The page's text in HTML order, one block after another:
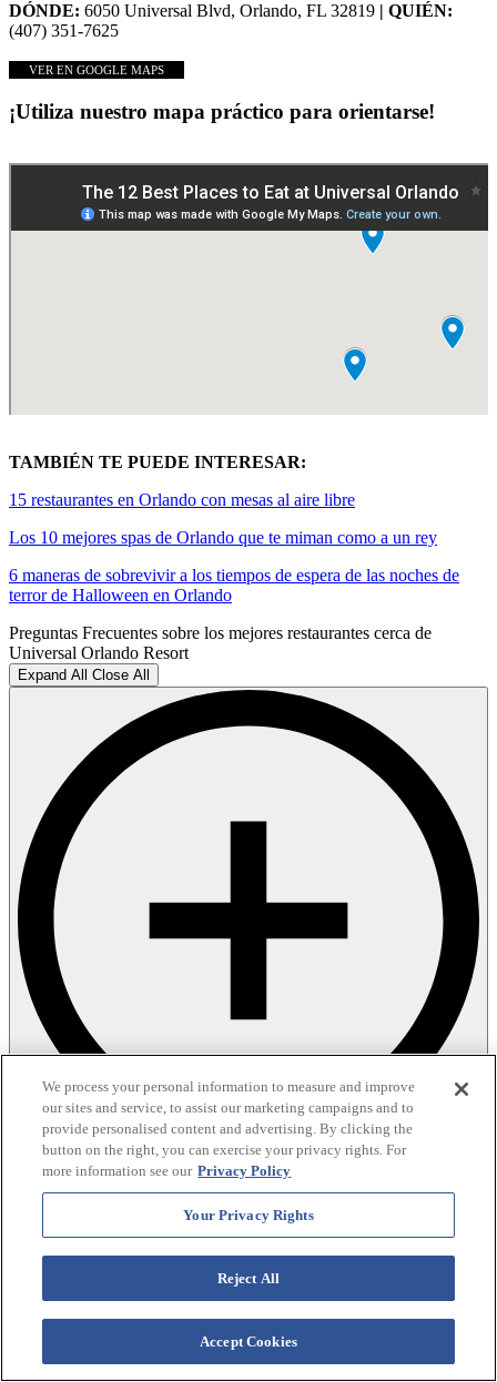
DÓNDE: 6050 Universal Blvd, Orlando, FL 32819 | QUIÉN:
(407) 351-7625
VER EN GOOGLE MAPS
¡Utiliza nuestro mapa práctico para orientarse!
TAMBIÉN TE PUEDE INTERESAR:
15 restaurantes en Orlando con mesas al aire libre
Los 10 mejores spas de Orlando que te miman como a un rey
6 maneras de sobrevivir a los tiempos de espera de las noches de
terror de Halloween en Orlando
Preguntas Frecuentes sobre los mejores restaurantes cerca de
Universal Orlando Resort
Expand All Close All
We process your personal information to measure and improve
our sites and service, to assist our marketing campaigns and to
provide personalised content and advertising. By clicking the
button on the right, you can exercise your privacy rights. For
more information see our Privacy Policy
Your Privacy Rights
Reject All
Accept Cookies